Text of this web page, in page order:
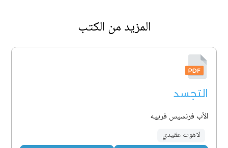
المزيد من الكتب
التجسد
الأب فرنسيس فرييه
لاهوت عقيدي